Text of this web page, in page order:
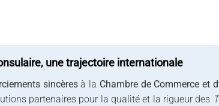
une trajectoire internationale
sincèresà la Chambre de Commerce et
partenaires pour la qualité et la rigueur des